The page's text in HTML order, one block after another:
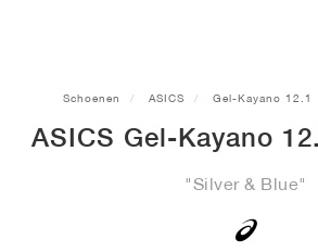
Schoenen ASICS Gel-Kayano 12.1
ASICS Gel-Kayano
"Silver & Blue"